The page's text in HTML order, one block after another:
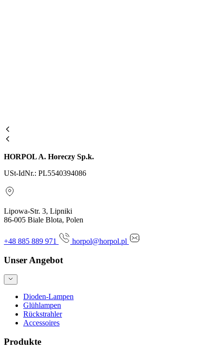
HORPOL A. Horeczy Sp.k.
USt-IdNr.: PL5540394086
Lipowa-Str. 3, Lipniki
86-005 Biale Blota, Polen
+48 885 889 971 horpol@horpol.pl
Unser Angebot
Dioden-Lampen
Glühlampen
Rückstrahler
Accessoires
Produkte